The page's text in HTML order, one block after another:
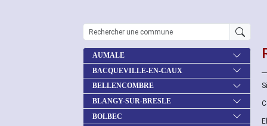
AUMALE
BACQUEVILLE-EN-CAUX
BELLENCOMBRE
BLANGY-SUR-BRESLE
BOLBEC